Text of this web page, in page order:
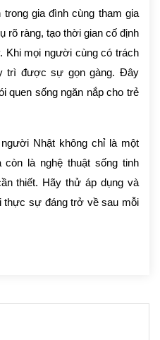
gia đình cùng tham gia
rõ ràng, tạo thời gian cố định
Khi mọi người cùng có trách
trì được sự gọn gàng. Đây
quen sống ngăn nắp cho trẻ
Nhật không chỉ là một
là nghệ thuật sống tinh
thiết. Hãy thử áp dụng và
thực sự đáng trở về sau mỗi